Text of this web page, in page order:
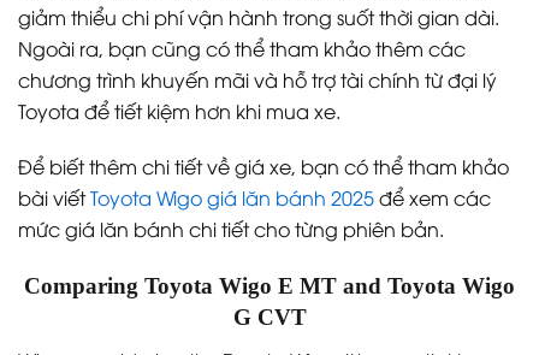
giảm thiểu chi phí vận hành trong suốt thời gian dài.
Ngoài ra, bạn cũng có thể tham khảo thêm các
chương trình khuyến mãi và hỗ trợ tài chính từ đại lý
Toyota để tiết kiệm hơn khi mua xe.
Để biết thêm chi tiết về giá xe, bạn có thể tham khảo
bài viếtToyota Wigo giá lăn bánh 2025để xem các
mức giá lăn bánh chi tiết cho từng phiên bản.
Comparing Toyota Wigo E MT and Toyota Wigo
G CVT